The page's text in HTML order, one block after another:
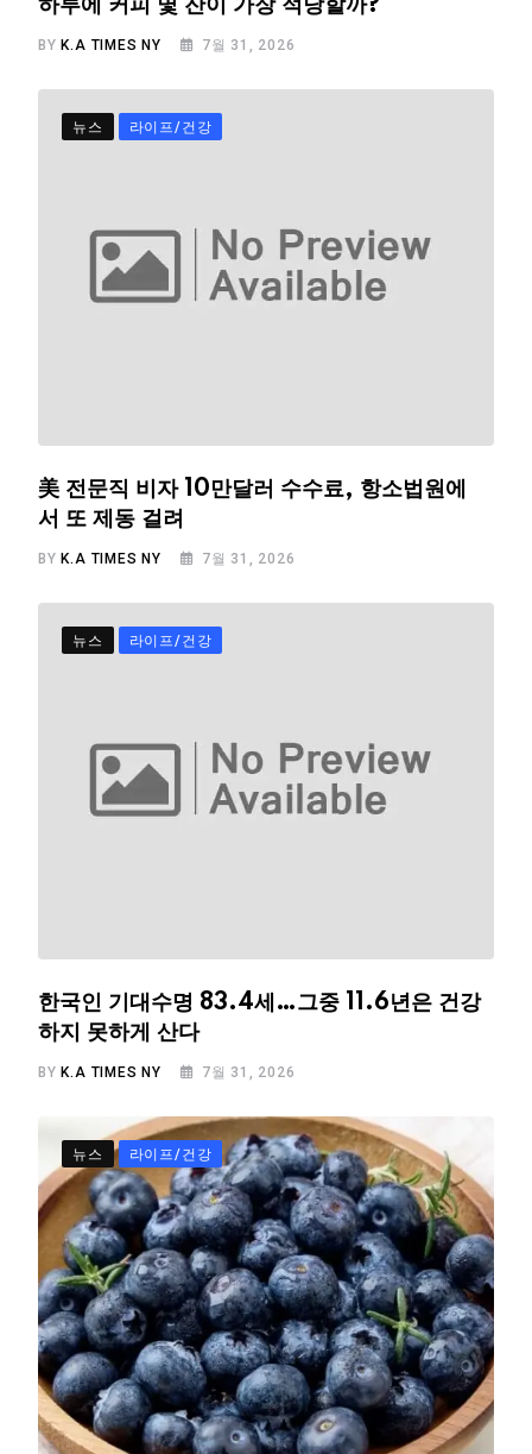
하루에 커피 몇 잔이 가장 적당할까?
BYK.A TIMES NY 7월 31, 2026
뉴스 라이프/건강
美 전문직 비자 10만달러 수수료, 항소법원에
서 또 제동 걸려
BY K.A TIMES NY 7월 31, 2026
뉴스 라이프/건강
한국인 기대수명 83.4세…그중 11.6년은 건강
하지 못하게 산다
BY K.A TIMES NY 7월 31, 2026
뉴스 라이프/건강